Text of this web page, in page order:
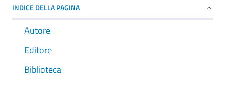
INDICE DELLA PAGINA
Autore
Editore
Biblioteca